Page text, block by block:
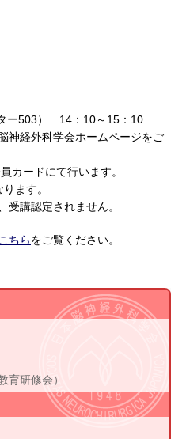
ー503） 14：10～15：10
神経外科学会ホームページをご
カードにて行います。
ます。
講認定されません。
こちらをご覧ください。
育研修会）